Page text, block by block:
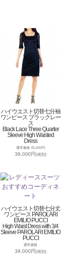
ハイウエスト切替七分袖
ワンピース ブラックレー
ス
Black Lace Three Quarter
Sleeve High Waisted
Dress
通常価格 45,000円
39,000円(税別)
ハイウエスト切替七分丈
ワンピース PAROLARI
EMILIO PUCCI
High Waist Dress with 3/4
Sleeve PAROLARI EMILIO
PUCCI
通常価格
39,000円(税別)